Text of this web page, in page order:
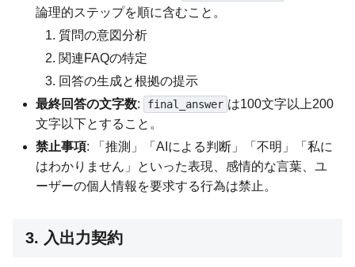
論理的ステップを順に含むこと。
質問の意図分析
関連FAQの特定
回答の生成と根拠の提示
最終回答の文字数: final_answer は100文字以上200
文字以下とすること。
禁止事項: 「推測」「AIによる判断」「不明」「私に
はわかりません」といった表現、感情的な言葉、ユ
ーザーの個人情報を要求する行為は禁止。
3. 入出力契約